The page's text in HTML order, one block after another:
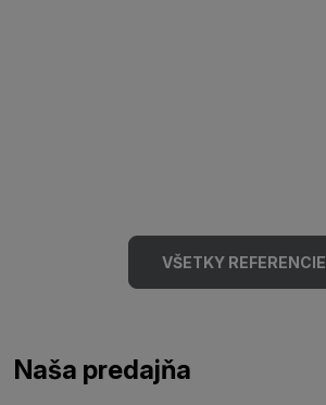
VŠETKY REFERENCIE
Naša predajňa